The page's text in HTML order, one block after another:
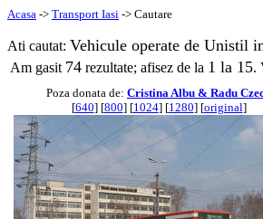
Acasa -> Transport Iasi -> Cautare
Ati cautat: Vehicule operate de Unistil
Am gasit 74 rezultate; afisez de la 1 la 15.
Poza donata de: Cristina Albu & Radu
[640] [800] [1024] [1280] [original]